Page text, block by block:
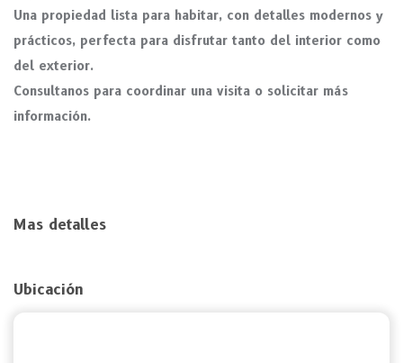
Una propiedad lista para habitar, con detalles modernos y
prácticos, perfecta para disfrutar tanto del interior como
del exterior.
Consultanos para coordinar una visita o solicitar más
información.
Mas detalles
Ubicación